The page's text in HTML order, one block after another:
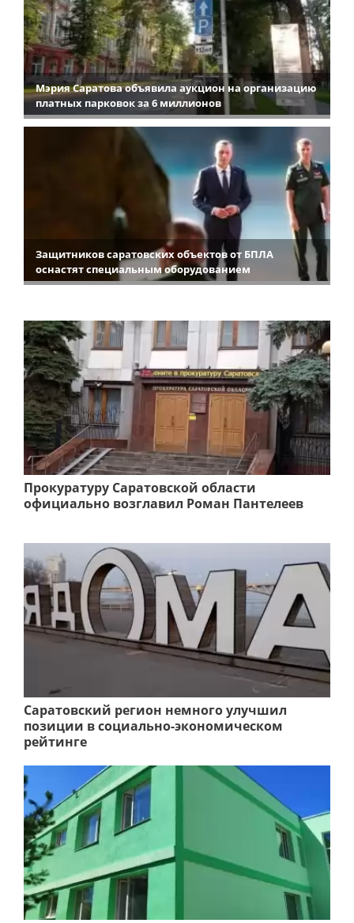
Мэрия Саратова объявила аукцион на организацию
платных парковок за 6 миллионов
Защитников саратовских объектов от БПЛА
оснастят специальным оборудованием
Прокуратуру Саратовской области
официально возглавил Роман Пантелеев
Саратовский регион немного улучшил
позиции в социально-экономическом
рейтинге